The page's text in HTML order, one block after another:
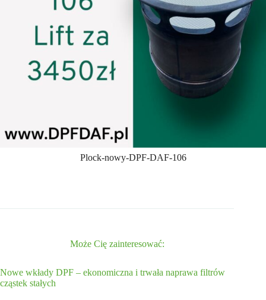
Plock-nowy-DPF-DAF-106
Może Cię zainteresować:
Nowe wkłady DPF – ekonomiczna i trwała naprawa filtrów
cząstek stałych